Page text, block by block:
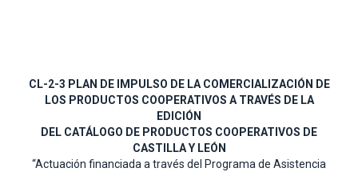
CL-2-3 PLAN DE IMPULSO DE LA COMERCIALIZACIÓN DE
LOS PRODUCTOS COOPERATIVOS A TRAVÉS DE LA
EDICIÓN
DEL CATÁLOGO DE PRODUCTOS COOPERATIVOS DE
CASTILLA Y LEÓN
“Actuación financiada a través del Programa de Asistencia